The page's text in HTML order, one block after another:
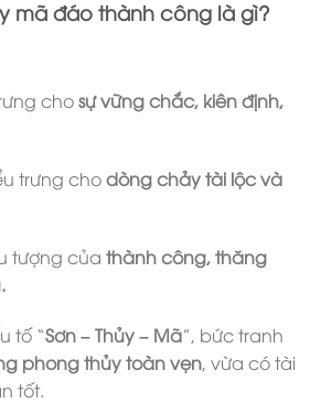
mã đáo thành công là gì?
chosự vững chắc, kiên định,
trưng chodòng chảy tài lộc và
tượng của thành công, thăng
tố “Sơn – Thủy – Mã”, bức tranh
phong thủy toàn vẹn, vừa có tài
tốt.